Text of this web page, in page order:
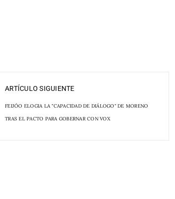
ARTÍCULO SIGUIENTE
FEIJÓO ELOGIA LA "CAPACIDAD DE DIÁLOGO" DE MORENO
TRAS EL PACTO PARA GOBERNAR CON VOX